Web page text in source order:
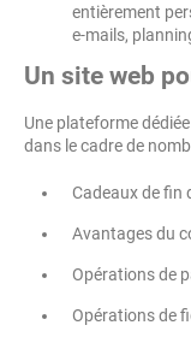
entièrement
e-mails,
Un site web
Une plateforme
dans le cadre de
Cadeaux de fin
Avantages du
Opérations de
Opérations de